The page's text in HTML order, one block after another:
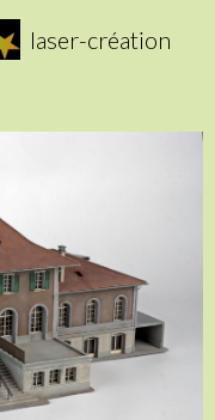
laser-création